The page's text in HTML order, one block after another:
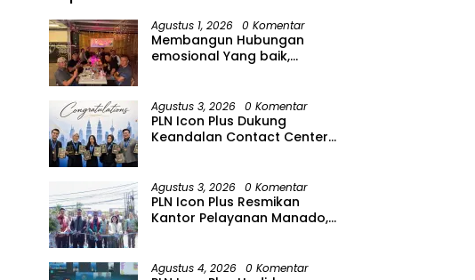
Agustus 1, 2026 0 Komentar
Membangun Hubungan
emosional Yang baik,
Riyanto, SH Sinergitas tidak
harus resmi Dengan
suasana Santai lebih Dekat
Agustus 3, 2026 0 Komentar
PLN Icon Plus Dukung
Keandalan Contact Center
Agustus 3, 2026 0 Komentar
PLN Icon Plus Resmikan
Kantor Pelayanan Manado,
Agustus 4, 2026 0 Komentar